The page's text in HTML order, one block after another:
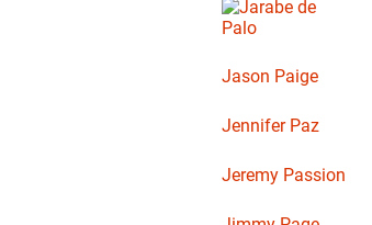
Jason Paige
Jennifer Paz
Jeremy Passion